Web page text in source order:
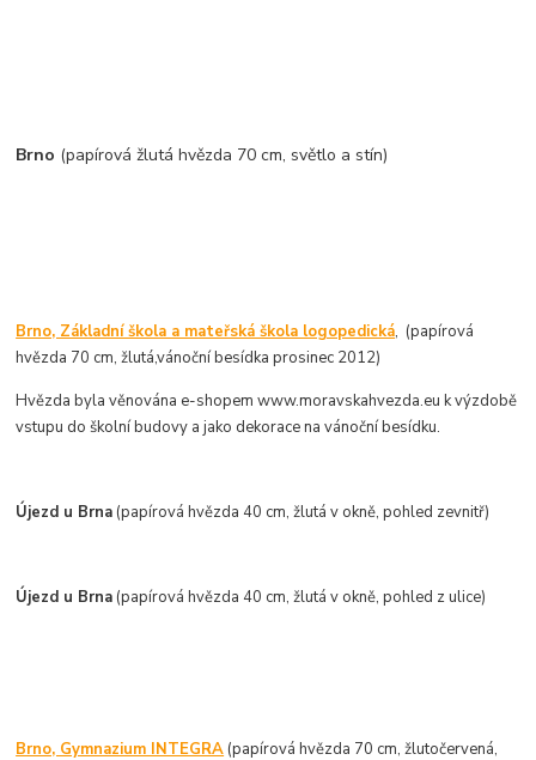
Brno (papírová žlutá hvězda 70 cm, světlo a stín)
Brno, Základní škola a mateřská škola logopedická, (papírová
hvězda 70 cm, žlutá,vánoční besídka prosinec 2012)
Hvězda byla věnována e-shopem www.moravskahvezda.eu k výzdobě
vstupu do školní budovy a jako dekorace na vánoční besídku.
Újezd u Brna (papírová hvězda 40 cm, žlutá v okně, pohled zevnitř)
Újezd u Brna (papírová hvězda 40 cm, žlutá v okně, pohled z ulice)
Brno, Gymnazium INTEGRA (papírová hvězda 70 cm, žlutočervená,